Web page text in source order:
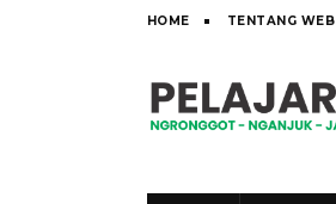
HOME TENTANG WEB